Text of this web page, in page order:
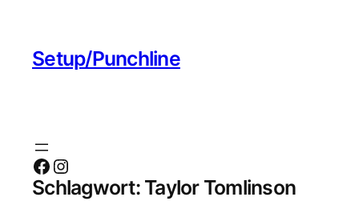
springen
Setup/Punchline
Facebook Instagram
Schlagwort: Taylor Tomlinson